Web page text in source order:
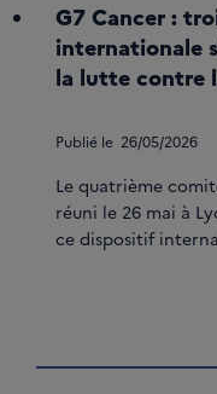
G7 Cancer :
internationale
la lutte contre
Publié le 26/05/2026
Le quatrième
réuni le 26 mai à
ce dispositif